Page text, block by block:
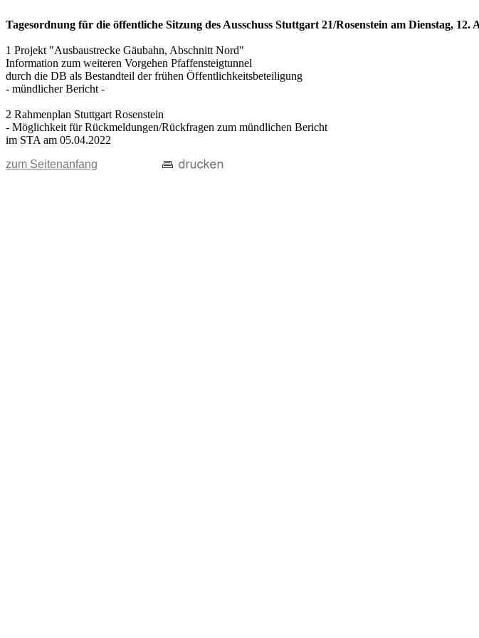
Tagesordnung für die öffentliche Sitzung des Ausschuss Stuttgart 21/Rosenstein am Dienstag,
1 Projekt "Ausbaustrecke Gäubahn, Abschnitt Nord"
Information zum weiteren Vorgehen Pfaffensteigtunnel
durch die DB als Bestandteil der frühen Öffentlichkeitsbeteiligung
- mündlicher Bericht -
2 Rahmenplan Stuttgart Rosenstein
- Möglichkeit für Rückmeldungen/Rückfragen zum mündlichen Bericht
im STA am 05.04.2022
zum Seitenanfang